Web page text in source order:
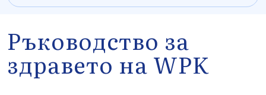
Ръководство за
здравето на WPK